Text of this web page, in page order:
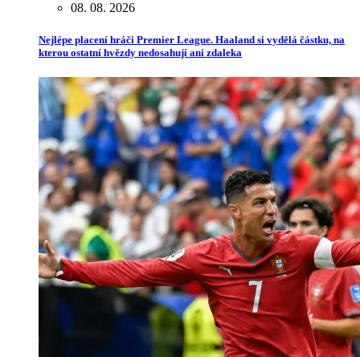
08. 08. 2026
Nejlépe placení hráči Premier League. Haaland si vydělá částku, na
kterou ostatní hvězdy nedosahují ani zdaleka